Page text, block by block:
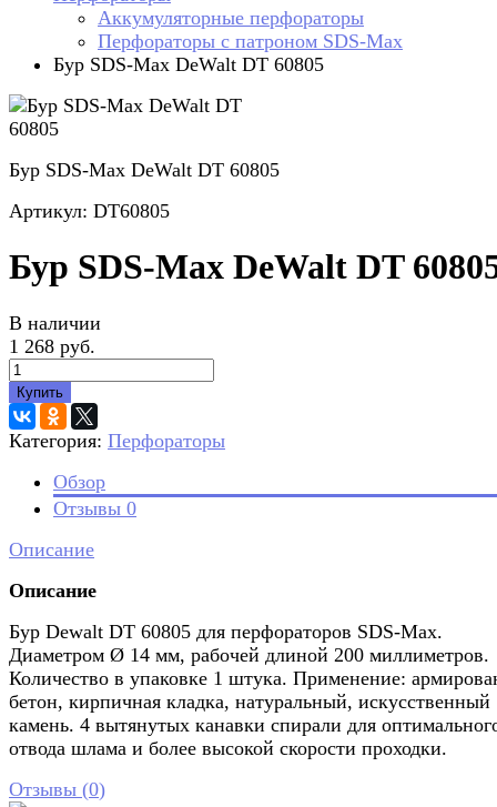
Аккумуляторные перфораторы
Перфораторы с патроном SDS-Max
Бур SDS-Max DeWalt DT 60805
Бур SDS-Max DeWalt DT 60805
Артикул: DT60805
Бур SDS-Max DeWalt DT
В наличии
1 268 руб.
Купить
Категория: Перфораторы
Обзор
Отзывы 0
Описание
Описание
Бур Dewalt DT 60805 для перфораторов SDS-Max.
Диаметром Ø 14 мм, рабочей длиной 200 миллиметров.
Количество в упаковке 1 штука. Применение:
бетон, кирпичная кладка, натуральный, искусственный
камень. 4 вытянутых канавки спирали для
отвода шлама и более высокой скорости проходки.
Отзывы (0)